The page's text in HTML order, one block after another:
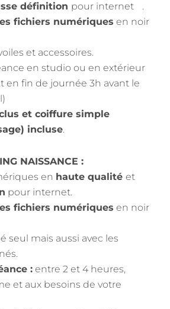
définition pour internet .
fichiers numériques en noir
et accessoires.
en studio ou en extérieur
en fin de journée 3h avant le
et coiffure simple
incluse.
NAISSANCE :
en haute qualité et
pour internet.
fichiers numériques en noir
seul mais aussi avec les
: entre 2 et 4 heures,
et aux besoins de votre